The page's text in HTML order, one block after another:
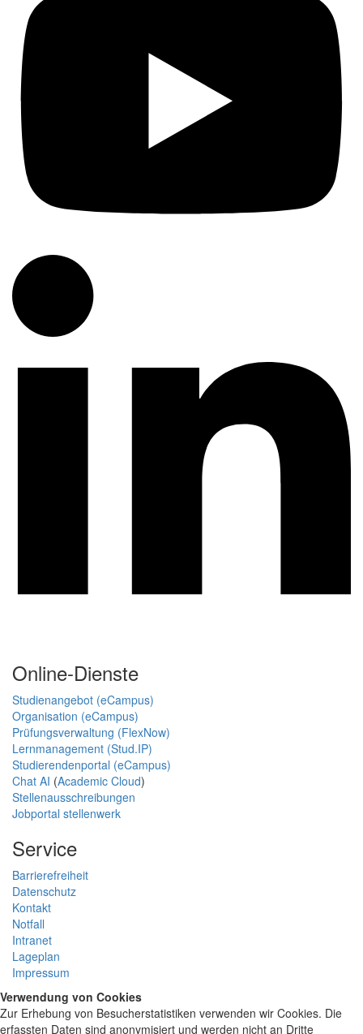
Online-Dienste
Studienangebot (eCampus)
Organisation (eCampus)
Prüfungsverwaltung (FlexNow)
Lernmanagement (Stud.IP)
Studierendenportal (eCampus)
Chat AI (Academic Cloud)
Stellenausschreibungen
Jobportal stellenwerk
Service
Barrierefreiheit
Datenschutz
Kontakt
Notfall
Intranet
Lageplan
Impressum
Verwendung von Cookies
Zur Erhebung von Besucherstatistiken verwenden wir Cookies. Die
erfassten Daten sind anonymisiert und werden nicht an Dritte